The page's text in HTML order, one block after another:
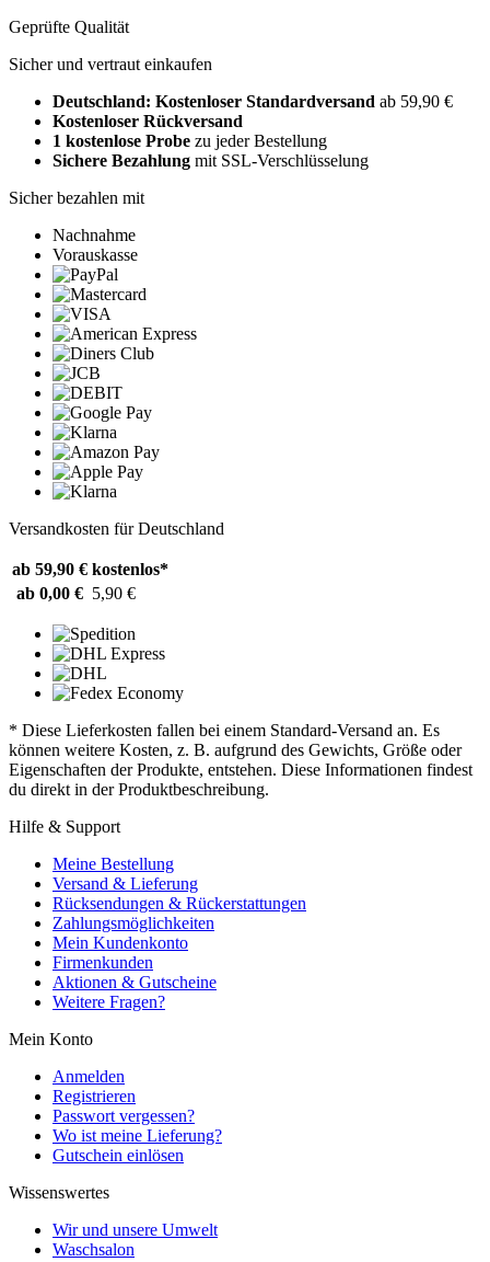
Geprüfte Qualität
Sicher und vertraut einkaufen
Deutschland: Kostenloser Standardversand ab 59,90 €
Kostenloser Rückversand
1 kostenlose Probe zu jeder Bestellung
Sichere Bezahlung mit SSL-Verschlüsselung
Sicher bezahlen mit
Nachnahme
Vorauskasse
Versandkosten für Deutschland
ab 59,90 € kostenlos*
ab 0,00 € 5,90 €
* Diese Lieferkosten fallen bei einem Standard-Versand an. Es
können weitere Kosten, z. B. aufgrund des Gewichts, Größe oder
Eigenschaften der Produkte, entstehen. Diese Informationen findest
du direkt in der Produktbeschreibung.
Hilfe & Support
Meine Bestellung
Versand & Lieferung
Rücksendungen & Rückerstattungen
Zahlungsmöglichkeiten
Mein Kundenkonto
Firmenkunden
Aktionen & Gutscheine
Weitere Fragen?
Mein Konto
Anmelden
Registrieren
Passwort vergessen?
Wo ist meine Lieferung?
Gutschein einlösen
Wissenswertes
Wir und unsere Umwelt
Waschsalon